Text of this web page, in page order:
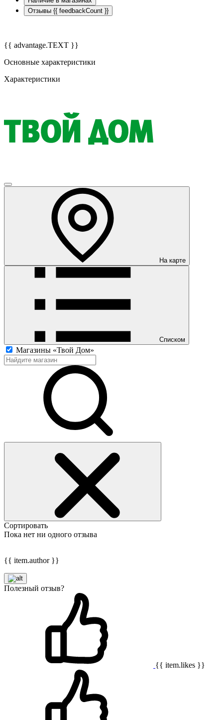
Отзывы {{ feedbackCount }}
{{ advantage.TEXT }}
Основные характеристики
Характеристики
На карте
Списком
Магазины «Твой Дом»
Сортировать
Пока нет ни одного отзыва
{{ item.author }}
Полезный отзыв?
{{ item.likes }}